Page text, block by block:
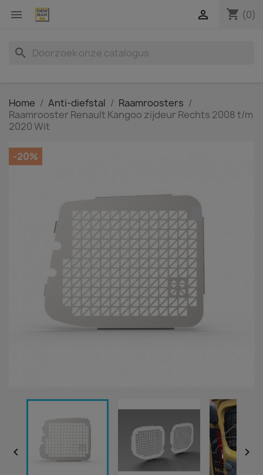
 shopping_cart (0)

search
Home Anti-diefstal
Raamroosters
Raamrooster Renault Kangoo zijdeur Rechts 2008 t/m
2020 Wit
-20%
 